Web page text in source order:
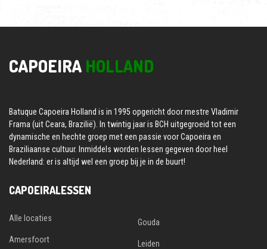
CAPOEIRA HOLLAND
Batuque Capoeira Holland is in 1995 opgericht door mestre Vladimir
Frama (uit Ceara, Brazilië). In twintig jaar is BCH uitgegroeid tot een
dynamische en hechte groep met een passie voor Capoeira en
Braziliaanse cultuur. Inmiddels worden lessen gegeven door heel
Nederland: er is altijd wel een groep bij je in de buurt!
CAPOEIRALESSEN
Alle locaties
Amersfoort
Gouda
Leiden